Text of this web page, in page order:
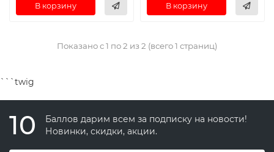
В корзину В корзину
Показано с 1 по 2 из 2 (всего 1 страниц)
```twig
10
Баллов дарим всем за подписку на новости!
Новинки, скидки, акции.